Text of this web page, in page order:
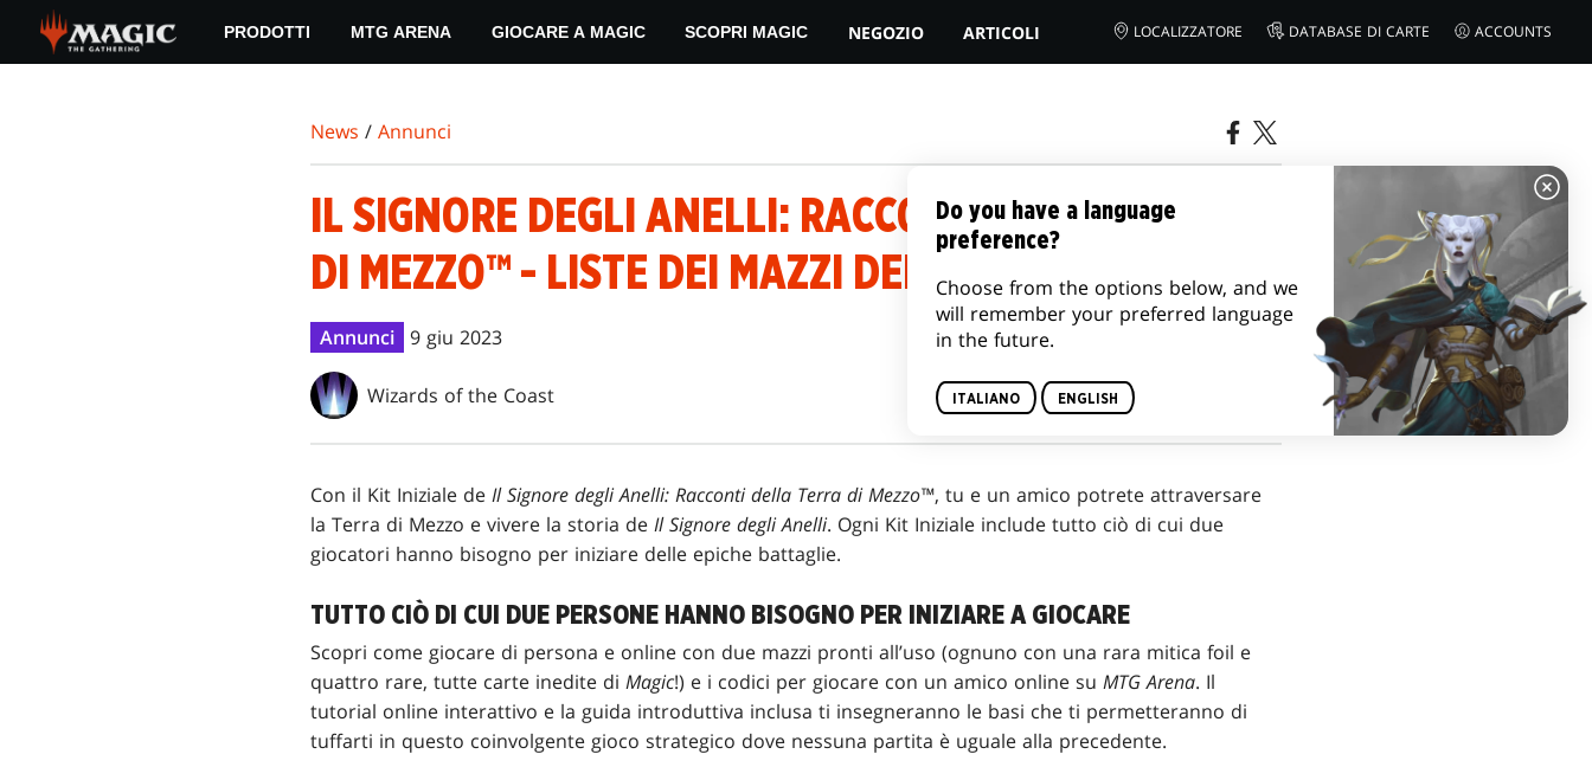
main
PRODOTTI MTG ARENA GIOCARE A MAGIC SCOPRI MAGIC NEGOZIO ARTICOLI LOCALIZZATORE DATABASE DI CARTE ACCOUNTS
News / Annunci
IL SIGNORE DEGLI ANELLI: RACCONTI DELLA TERRA
DI MEZZO™ - LISTE DEI MAZZI DEL KIT INIZIALE
Annunci 9 giu 2023
Wizards of the Coast
Con il Kit Iniziale de Il Signore degli Anelli: Racconti della Terra di Mezzo™, tu e un amico potrete attraversare
la Terra di Mezzo e vivere la storia de Il Signore degli Anelli. Ogni Kit Iniziale include tutto ciò di cui due
giocatori hanno bisogno per iniziare delle epiche battaglie.
TUTTO CIÒ DI CUI DUE PERSONE HANNO BISOGNO PER INIZIARE A GIOCARE
Scopri come giocare di persona e online con due mazzi pronti all’uso (ognuno con una rara mitica foil e
quattro rare, tutte carte inedite di Magic!) e i codici per giocare con un amico online su MTG Arena. Il
tutorial online interattivo e la guida introduttiva inclusa ti insegneranno le basi che ti permetteranno di
tuffarti in questo coinvolgente gioco strategico dove nessuna partita è uguale alla precedente.
Do you have a language
preference?
Choose from the options below, and we
will remember your preferred language
in the future.
ITALIANO ENGLISH